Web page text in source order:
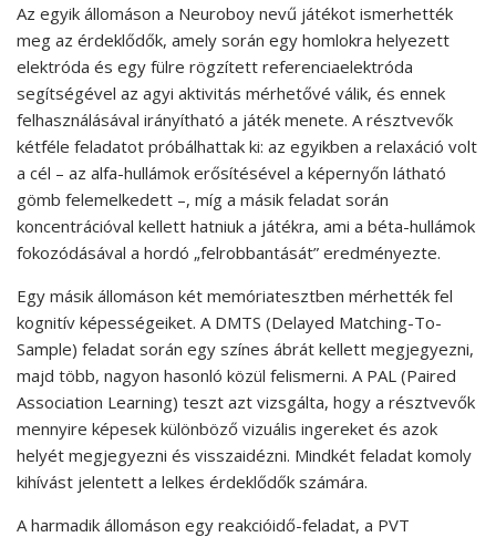
Az egyik állomáson a Neuroboy nevű játékot ismerhették
meg az érdeklődők, amely során egy homlokra helyezett
elektróda és egy fülre rögzített referenciaelektróda
segítségével az agyi aktivitás mérhetővé válik, és ennek
felhasználásával irányítható a játék menete. A résztvevők
kétféle feladatot próbálhattak ki: az egyikben a relaxáció volt
a cél – az alfa-hullámok erősítésével a képernyőn látható
gömb felemelkedett –, míg a másik feladat során
koncentrációval kellett hatniuk a játékra, ami a béta-hullámok
fokozódásával a hordó „felrobbantását” eredményezte.
Egy másik állomáson két memóriatesztben mérhették fel
kognitív képességeiket. A DMTS (Delayed Matching-To-
Sample) feladat során egy színes ábrát kellett megjegyezni,
majd több, nagyon hasonló közül felismerni. A PAL (Paired
Association Learning) teszt azt vizsgálta, hogy a résztvevők
mennyire képesek különböző vizuális ingereket és azok
helyét megjegyezni és visszaidézni. Mindkét feladat komoly
kihívást jelentett a lelkes érdeklődők számára.
A harmadik állomáson egy reakcióidő-feladat, a PVT